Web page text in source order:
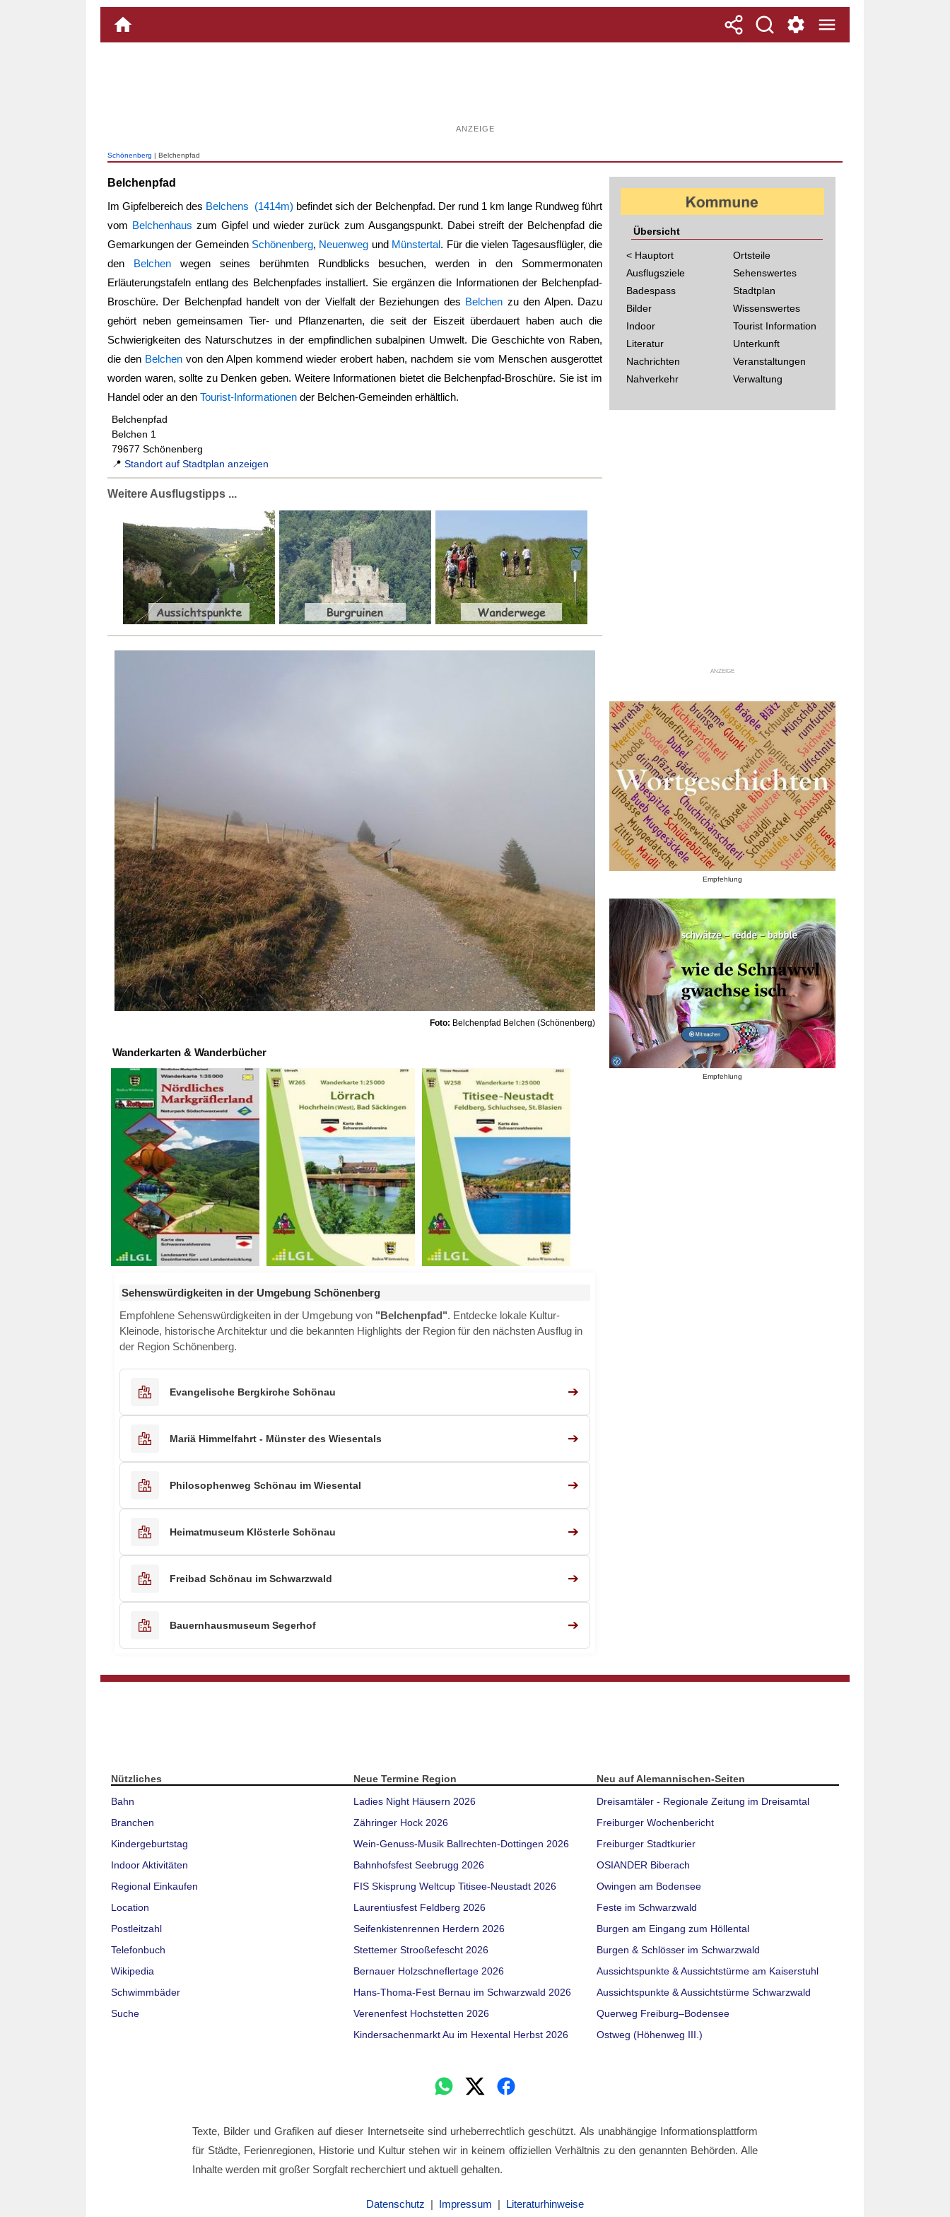
ANZEIGE
Schönenberg | Belchenpfad
Belchenpfad
Im Gipfelbereich des Belchens (1414m) befindet sich der Belchenpfad. Der rund 1 km lange Rundweg führt
vom Belchenhaus zum Gipfel und wieder zurück zum Ausgangspunkt. Dabei streift der Belchenpfad die
Gemarkungen der Gemeinden Schönenberg, Neuenweg und Münstertal. Für die vielen Tagesausflügler, die
den Belchenwegen seines berühmten Rundblicks besuchen, werden in den Sommermonaten
Erläuterungstafeln entlang des Belchenpfades installiert. Sie ergänzen die Informationen der Belchenpfad-
Broschüre. Der Belchenpfadhandelt von der Vielfalt der Beziehungen des Belchen zu den Alpen. Dazu
gehört neben gemeinsamen Tier- und Pflanzenarten, die seit der Eiszeit überdauert haben auch die
Schwierigkeiten des Naturschutzes in der empfindlichen subalpinen Umwelt. Die Geschichte von Raben,
die den Belchen von den Alpen kommend wieder erobert haben, nachdem sie vom Menschen ausgerottet
worden waren, sollte zu Denken geben. Weitere Informationen bietet die Belchenpfad-Broschüre. Sie ist im
Handel oder an den Tourist-Informationen der Belchen-Gemeinden erhältlich.
Belchenpfad
Belchen 1
79677 Schönenberg
📍 Standort auf Stadtplan anzeigen
Weitere Ausflugstipps ...
Foto: Belchenpfad Belchen (Schönenberg)
Wanderkarten & Wanderbücher
Sehenswürdigkeiten in der Umgebung Schönenberg
Empfohlene Sehenswürdigkeiten in der Umgebung von "Belchenpfad". Entdecke lokale Kultur-
Kleinode, historische Architektur und die bekannten Highlights der Region für den nächsten Ausflug in
der Region Schönenberg.
Evangelische Bergkirche Schönau ➔
Mariä Himmelfahrt - Münster des Wiesentals ➔
Philosophenweg Schönau im Wiesental ➔
Heimatmuseum Klösterle Schönau ➔
Freibad Schönau im Schwarzwald ➔
Bauernhausmuseum Segerhof ➔
Übersicht
< Hauptort
Ausflugsziele
Badespass
Bilder
Indoor
Literatur
Nachrichten
Nahverkehr
Ortsteile
Sehenswertes
Stadtplan
Wissenswertes
Tourist Information
Unterkunft
Veranstaltungen
Verwaltung
ANZEIGE
Empfehlung
Empfehlung
Nützliches
Bahn
Branchen
Kindergeburtstag
Indoor Aktivitäten
Regional Einkaufen
Location
Postleitzahl
Telefonbuch
Wikipedia
Schwimmbäder
Suche
Neue Termine Region
Ladies Night Häusern 2026
Zähringer Hock 2026
Wein-Genuss-Musik Ballrechten-Dottingen 2026
Bahnhofsfest Seebrugg 2026
FIS Skisprung Weltcup Titisee-Neustadt 2026
Laurentiusfest Feldberg 2026
Seifenkistenrennen Herdern 2026
Stettemer Strooßefescht 2026
Bernauer Holzschneflertage 2026
Hans-Thoma-Fest Bernau im Schwarzwald 2026
Verenenfest Hochstetten 2026
Kindersachenmarkt Au im Hexental Herbst 2026
Neu auf Alemannischen-Seiten
Dreisamtäler - Regionale Zeitung im Dreisamtal
Freiburger Wochenbericht
Freiburger Stadtkurier
OSIANDER Biberach
Owingen am Bodensee
Feste im Schwarzwald
Burgen am Eingang zum Höllental
Burgen & Schlösser im Schwarzwald
Aussichtspunkte & Aussichtstürme am Kaiserstuhl
Aussichtspunkte & Aussichtstürme Schwarzwald
Querweg Freiburg–Bodensee
Ostweg (Höhenweg III.)
Texte, Bilder und Grafiken auf dieser Internetseite sind urheberrechtlich geschützt. Als unabhängige Informationsplattform
für Städte, Ferienregionen, Historie und Kultur stehen wir in keinem offiziellen Verhältnis zu den genannten Behörden. Alle
Inhalte werden mit großer Sorgfalt recherchiert und aktuell gehalten.
Datenschutz | Impressum | Literaturhinweise